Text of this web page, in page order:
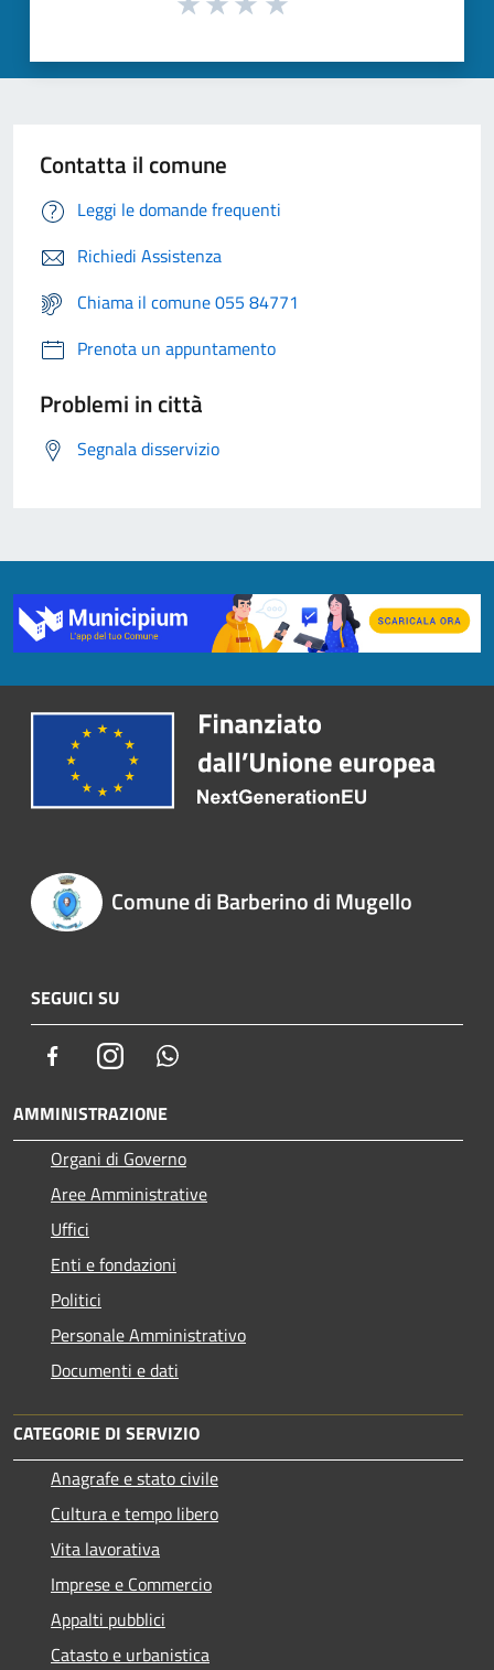
Contatta il comune
Leggi le domande frequenti
Richiedi Assistenza
Chiama il comune 055 84771
Prenota un appuntamento
Problemi in città
Segnala disservizio
Comune di Barberino di Mugello
SEGUICI SU
FacebookInstagram
AMMINISTRAZIONE
Organi di Governo
Aree Amministrative
Uffici
Enti e fondazioni
Politici
Personale Amministrativo
Documenti e dati
CATEGORIE DI SERVIZIO
Anagrafe e stato civile
Cultura e tempo libero
Vita lavorativa
Imprese e Commercio
Appalti pubblici
Catasto e urbanistica